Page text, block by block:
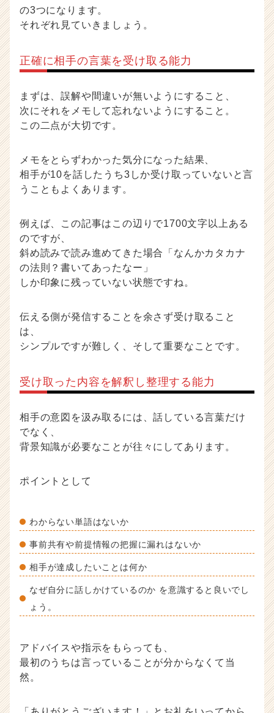
の3つになります。
それぞれ見ていきましょう。
正確に相手の言葉を受け取る能力
まずは、誤解や間違いが無いようにすること、
次にそれをメモして忘れないようにすること。
この二点が大切です。
メモをとらずわかった気分になった結果、
相手が10を話したうち3しか受け取っていないと言
うこともよくあります。
例えば、この記事はこの辺りで1700文字以上ある
のですが、
斜め読みで読み進めてきた場合「なんかカタカナ
の法則？書いてあったなー」
しか印象に残っていない状態ですね。
伝える側が発信することを余さず受け取ること
は、
シンプルですが難しく、そして重要なことです。
受け取った内容を解釈し整理する能力
相手の意図を汲み取るには、話している言葉だけ
でなく、
背景知識が必要なことが往々にしてあります。
ポイントとして
わからない単語はないか
事前共有や前提情報の把握に漏れはないか
相手が達成したいことは何か
なぜ自分に話しかけているのか を意識すると良いでし
ょう。
アドバイスや指示をもらっても、
最初のうちは言っていることが分からなくて当
然。